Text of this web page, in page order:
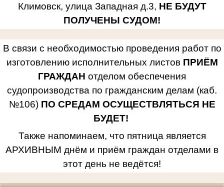
Климовск, улица Западная д.3, НЕ БУДУТ
ПОЛУЧЕНЫ СУДОМ!
В связи с необходимостью проведения работ по
изготовлению исполнительных листов ПРИЁМ
ГРАЖДАН отделом обеспечения
судопроизводства по гражданским делам (каб.
№106) ПО СРЕДАМ ОСУЩЕСТВЛЯТЬСЯ НЕ
БУДЕТ!
Также напоминаем, что пятница является
АРХИВНЫМ днём и приём граждан отделами в
этот день не ведётся!